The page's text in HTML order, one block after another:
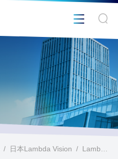
/ 日本Lambda Vision / Lambda Vision TFW-100分光膜厚仪